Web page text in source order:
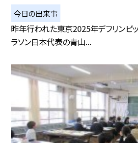
今日の出来事
昨年行われた東京2025年デフリンピ
ラソン日本代表の青山...